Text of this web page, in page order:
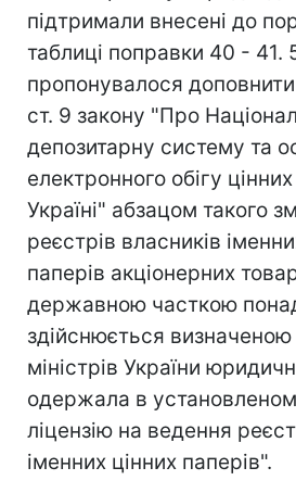
підтримали внесені до
таблиці поправки 40 - 41.
пропонувалося
ст. 9 закону "Про
депозитарну систему та
електронного обігу
Україні" абзацом такого
реєстрів власників
паперів акціонерних
державною часткою
здійснюється визначеною
міністрів України
одержала в
ліцензію на ведення
іменних цінних паперів".